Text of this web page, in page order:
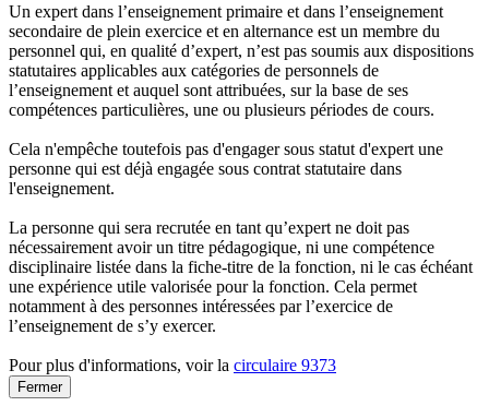
Un expert dans l’enseignement primaire et dans l’enseignement
secondaire de plein exercice et en alternance est un membre du
personnel qui, en qualité d’expert, n’est pas soumis aux dispositions
statutaires applicables aux catégories de personnels de
l’enseignement et auquel sont attribuées, sur la base de ses
compétences particulières, une ou plusieurs périodes de cours.
Cela n'empêche toutefois pas d'engager sous statut d'expert une
personne qui est déjà engagée sous contrat statutaire dans
l'enseignement.
La personne qui sera recrutée en tant qu’expert ne doit pas
nécessairement avoir un titre pédagogique, ni une compétence
disciplinaire listée dans la fiche-titre de la fonction, ni le cas échéant
une expérience utile valorisée pour la fonction. Cela permet
notamment à des personnes intéressées par l’exercice de
l’enseignement de s’y exercer.
Pour plus d'informations, voir la circulaire 9373
Fermer